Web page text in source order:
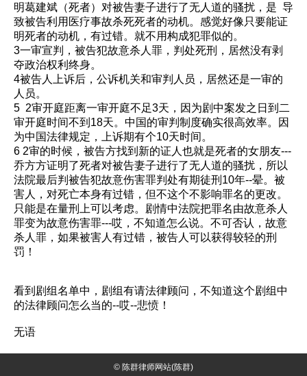
明葛建斌（死者）对被告妻子进行了无人道的骚扰，是 导
致被告利用医疗事故杀死死者的动机。感觉好像只要能证
明死者的动机，有过错。就不用构成犯罪似的。
3一审宣判，被告犯故意杀人罪，判处死刑，居然没有剥
夺政治权利终身。
4被告人上诉后，公诉机关和审判人员，居然还是一审的
人员。
5 2审开庭距离一审开庭不足3天，因为剧中案发之日到二
审开庭时间不到18天。中国的审判制度确实很高效率。因
为中国法律规定，上诉期有个10天时间。
6 2审的时候，被告方找到新的证人也就是死者的女朋友---
乔方方证明了死者对被告妻子进行了无人道的骚扰，所以
法院最后判被告犯故意伤害罪判处有期徒刑10年--晕。被
害人，对死亡本身有过错，但不这个不影响罪名的更改。
只能是在量刑上可以考虑。剧情中法院把罪名由故意杀人
罪变为故意伤害罪---哎，不知道怎么说。不可否认，故意
杀人罪，如果被害人有过错，被告人可以获得较轻的刑
罚！
看到剧组名单中，剧组有请法律顾问，不知道这个剧组中
的法律顾问怎么当的--哎--悲愤！
无语
© 陈群律师网站(陈群)